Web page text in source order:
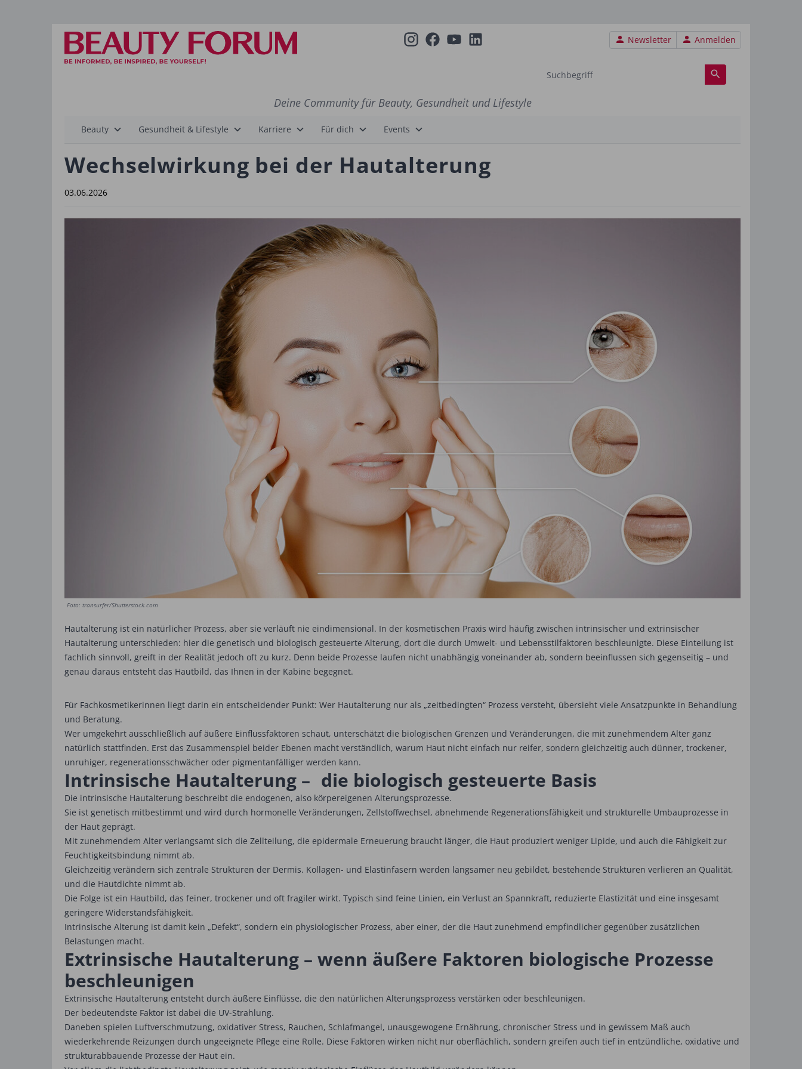
Benutzermenü
Newsletter Anmelden
Deine Community für Beauty, Gesundheit und Lifestyle
Hauptnavigation
Beauty Gesundheit & Lifestyle Karriere Für dich Events
Wechselwirkung bei der Haut­alterung
03.06.2026
Foto: transurfer/Shutterstock.com
Hautalterung ist ein natürlicher Prozess, aber sie verläuft nie eindimensional. In der kosmetischen Praxis wird häufig zwischen intrinsischer und extrinsischer
Hautalterung unterschieden: hier die ­genetisch und biologisch gesteuerte Alterung, dort die durch Umwelt- und Lebensstilfaktoren ­beschleunigte. Diese Einteilung ist
fachlich sinnvoll, greift in der Realität jedoch oft zu kurz. Denn beide Prozesse laufen nicht unabhängig voneinander ab, sondern beeinflussen sich ­gegenseitig – und
genau daraus entsteht das Hautbild, das Ihnen in der Kabine begegnet.
Für Fachkosmetikerinnen liegt darin ein entscheidender Punkt: Wer Hautalterung nur als „zeitbedingten“ Prozess versteht, übersieht viele Ansatzpunkte in Behandlung
und Beratung.
Wer umgekehrt ausschließlich auf äußere Einflussfaktoren schaut, unterschätzt die biologischen Grenzen und Veränderungen, die mit zunehmendem Alter ganz
natürlich stattfinden. Erst das Zusammenspiel beider Ebenen macht verständlich, warum Haut nicht einfach nur reifer, sondern gleichzeitig auch dünner, trockener,
unruhiger, regenerationsschwächer oder pigmentanfälliger werden kann.
Intrinsische Hautalterung – die biologisch gesteuerte ­Basis
Die intrinsische Hautalterung beschreibt die endogenen, also körpereigenen Alterungsprozesse.
Sie ist genetisch mitbestimmt und wird durch hormonelle Veränderungen, Zellstoffwechsel, abnehmende Regenerationsfähigkeit und strukturelle Umbauprozesse in
der Haut geprägt.
Mit zunehmendem Alter verlangsamt sich die Zellteilung, die epidermale Erneuerung braucht länger, die Haut produziert weniger Lipide, und auch die Fähigkeit zur
Feuchtigkeitsbindung nimmt ab.
Gleichzeitig verändern sich zentrale Strukturen der Dermis. Kollagen- und Elastinfasern werden langsamer neu gebildet, bestehende Strukturen verlieren an Qualität,
und die Hautdichte nimmt ab.
Die Folge ist ein Hautbild, das feiner, trockener und oft fragiler wirkt. Typisch sind feine Linien, ein Verlust an Spannkraft, reduzierte Elastizität und eine insgesamt
geringere Widerstandsfähigkeit.
Intrinsische Alterung ist damit kein „Defekt“, sondern ein physiologischer Prozess, aber einer, der die Haut zunehmend empfindlicher gegenüber zusätzlichen
Belastungen macht.
Extrinsische Hautalterung – wenn äußere Faktoren biologische Prozesse
beschleunigen
Extrinsische Hautalterung entsteht durch äußere Einflüsse, die den natürlichen Alterungsprozess verstärken oder beschleunigen.
Der bedeutendste Faktor ist dabei die UV-Strahlung.
Daneben spielen Luftverschmutzung, oxidativer Stress, Rauchen, Schlafmangel, unausgewogene Ernährung, chronischer Stress und in gewissem Maß auch
wiederkehrende Reizungen durch ungeeignete Pflege eine Rolle. Diese Faktoren wirken nicht nur oberflächlich, sondern greifen auch tief in entzündliche, oxidative und
strukturabbauende Prozesse der Haut ein.